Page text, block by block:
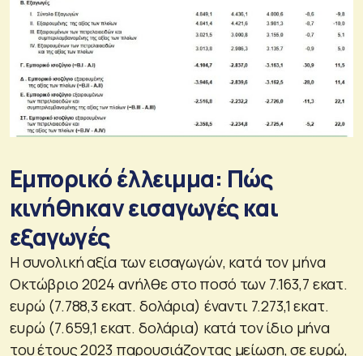
Εμπορικό έλλειμμα: Πώς
κινήθηκαν εισαγωγές και
εξαγωγές
Η συνολική αξία των εισαγωγών, κατά τον μήνα
Οκτώβριο 2024 ανήλθε στο ποσό των 7.163,7 εκατ.
ευρώ (7.788,3 εκατ. δολάρια) έναντι 7.273,1 εκατ.
ευρώ (7.659,1 εκατ. δολάρια) κατά τον ίδιο μήνα
του έτους 2023 παρουσιάζοντας μείωση, σε ευρώ,